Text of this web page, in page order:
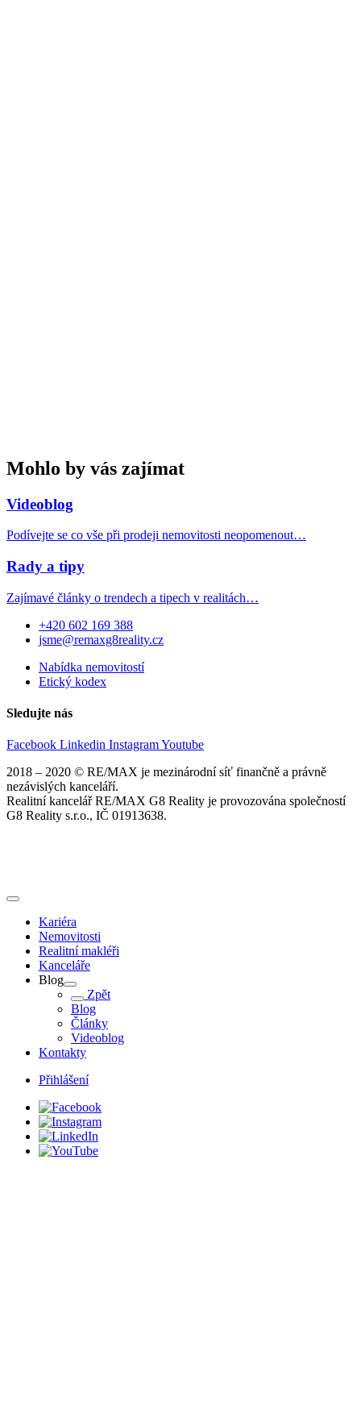
Mohlo by vás zajímat
Videoblog
Podívejte se co vše při prodeji nemovitosti neopomenout…
Rady a tipy
Zajímavé články o trendech a tipech v realitách…
+420 602 169 388
jsme@remaxg8reality.cz
Nabídka nemovitostí
Etický kodex
Sledujte nás
Facebook Linkedin InstagramYoutube
2018 – 2020 © RE/MAX je mezinárodní síť finančně a právně
nezávislých kanceláří.
Realitní kancelář RE/MAX G8 Reality je provozována společností
G8 Reality s.r.o., IČ 01913638.
Kariéra
Nemovitosti
Realitní makléři
Kanceláře
Blog
Zpět
Blog
Články
Videoblog
Kontakty
Přihlášení